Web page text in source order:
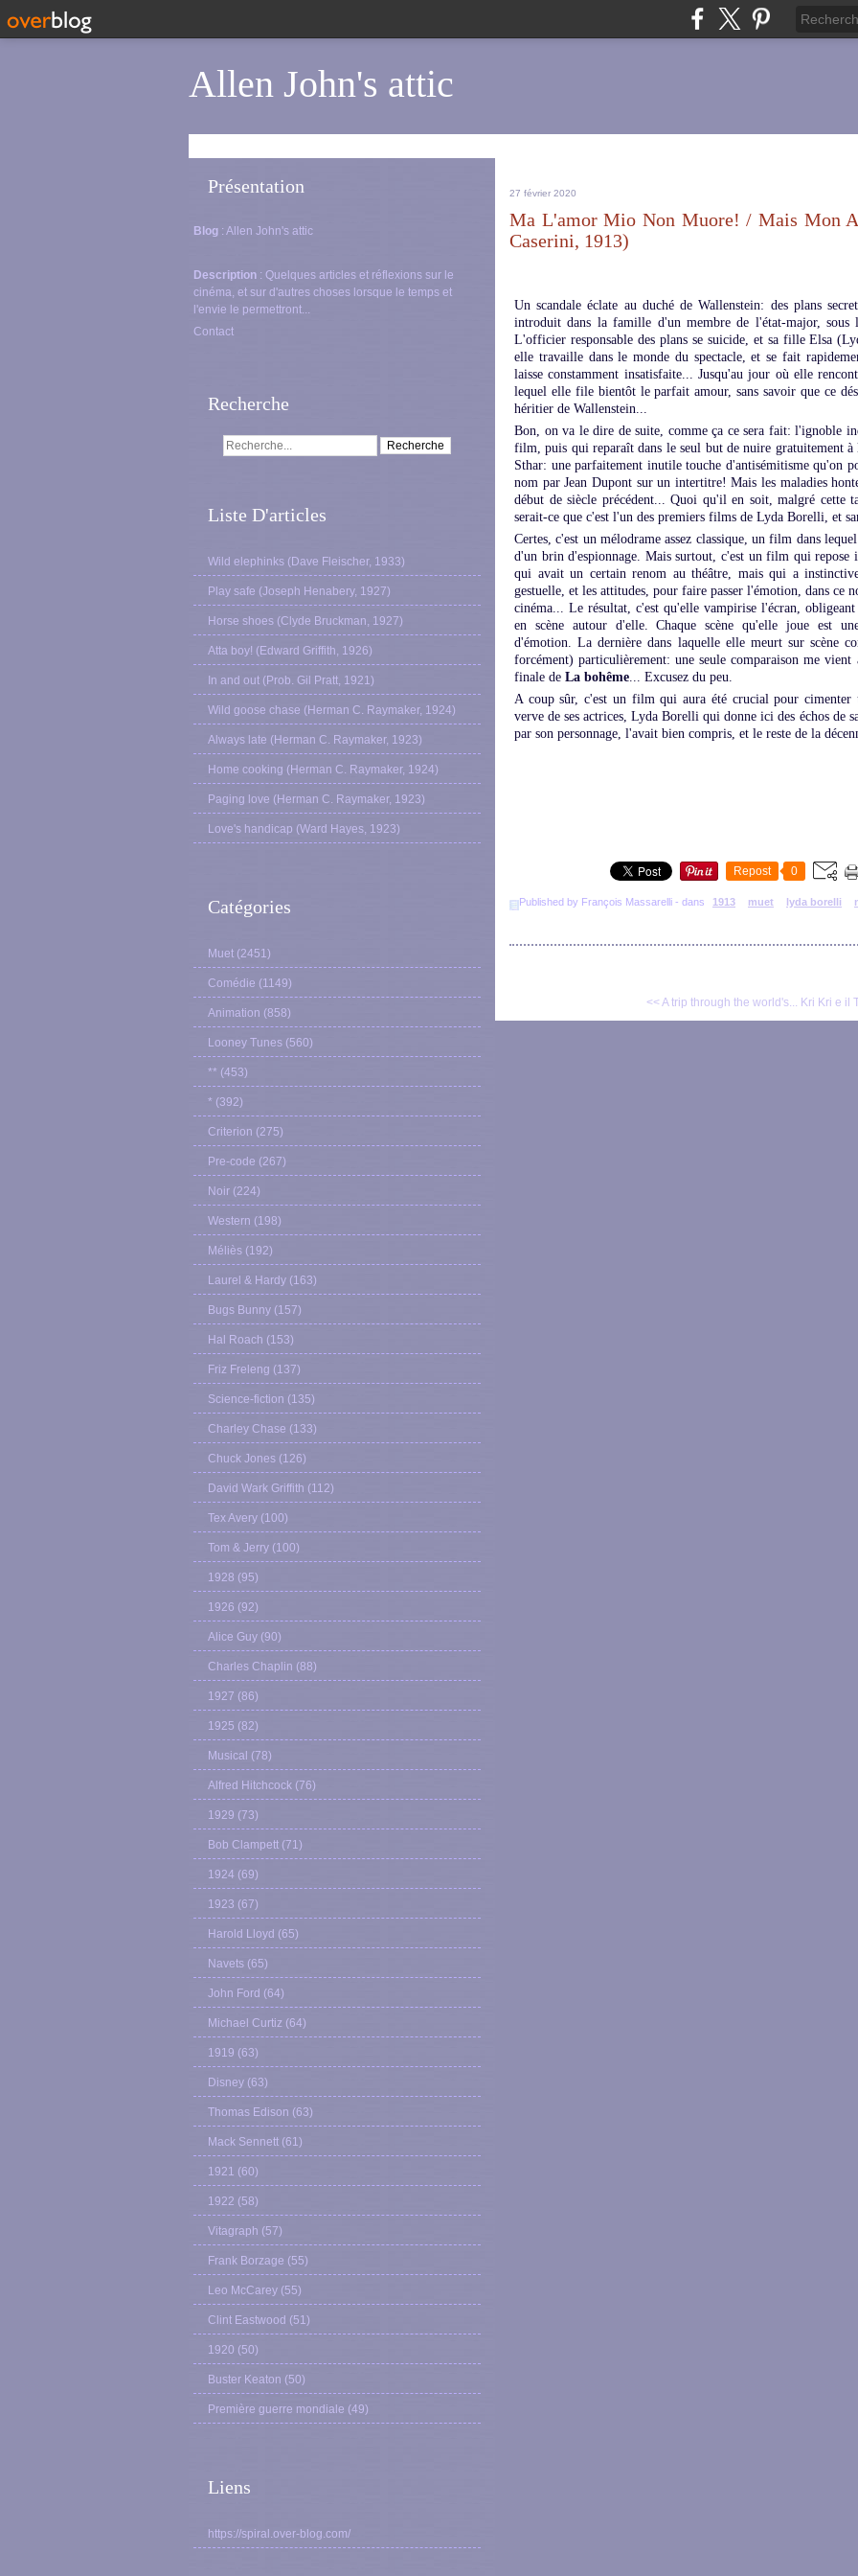
Allen John's attic
Présentation
Blog : Allen John's attic
Description : Quelques articles et réflexions sur le
cinéma, et sur d'autres choses lorsque le temps et
l'envie le permettront...
Contact
Recherche
Liste D'articles
Wild elephinks (Dave Fleischer, 1933)
Play safe (Joseph Henabery, 1927)
Horse shoes (Clyde Bruckman, 1927)
Atta boy! (Edward Griffith, 1926)
In and out (Prob. Gil Pratt, 1921)
Wild goose chase (Herman C. Raymaker, 1924)
Always late (Herman C. Raymaker, 1923)
Home cooking (Herman C. Raymaker, 1924)
Paging love (Herman C. Raymaker, 1923)
Love's handicap (Ward Hayes, 1923)
Catégories
Muet (2451)
Comédie (1149)
Animation (858)
Looney Tunes (560)
** (453)
* (392)
Criterion (275)
Pre-code (267)
Noir (224)
Western (198)
Méliès (192)
Laurel & Hardy (163)
Bugs Bunny (157)
Hal Roach (153)
Friz Freleng (137)
Science-fiction (135)
Charley Chase (133)
Chuck Jones (126)
David Wark Griffith (112)
Tex Avery (100)
Tom & Jerry (100)
1928 (95)
1926 (92)
Alice Guy (90)
Charles Chaplin (88)
1927 (86)
1925 (82)
Musical (78)
Alfred Hitchcock (76)
1929 (73)
Bob Clampett (71)
1924 (69)
1923 (67)
Harold Lloyd (65)
Navets (65)
John Ford (64)
Michael Curtiz (64)
1919 (63)
Disney (63)
Thomas Edison (63)
Mack Sennett (61)
1921 (60)
1922 (58)
Vitagraph (57)
Frank Borzage (55)
Leo McCarey (55)
Clint Eastwood (51)
1920 (50)
Buster Keaton (50)
Première guerre mondiale (49)
Liens
https://spiral.over-blog.com/
27 février 2020
Ma L'amor Mio Non Muore! / Mais Mon
Caserini, 1913)
Un scandale éclate au duché de Wallenstein: des plans
introduit dans la famille d'un membre de l'état-major,
L'officier responsable des plans se suicide, et sa fille Elsa
elle travaille dans le monde du spectacle, et se fait
laisse constamment insatisfaite... Jusqu'au jour où elle
lequel elle file bientôt le parfait amour, sans savoir que ce
héritier de Wallenstein...
Bon, on va le dire de suite, comme ça ce sera fait: l'ignoble
film, puis qui reparaît dans le seul but de nuire gratuitement
Sthar: une parfaitement inutile touche d'antisémitisme qu'on
nom par Jean Dupont sur un intertitre! Mais les maladies
début de siècle précédent... Quoi qu'il en soit, malgré cette
serait-ce que c'est l'un des premiers films de Lyda Borelli, et
Certes, c'est un mélodrame assez classique, un film dans
d'un brin d'espionnage. Mais surtout, c'est un film qui repose
qui avait un certain renom au théâtre, mais qui a
gestuelle, et les attitudes, pour faire passer l'émotion, dans ce
cinéma... Le résultat, c'est qu'elle vampirise l'écran,
en scène autour d'elle. Chaque scène qu'elle joue est
d'émotion. La dernière dans laquelle elle meurt sur scène
forcément) particulièrement: une seule comparaison me
finale de La bohême... Excusez du peu.
A coup sûr, c'est un film qui aura été crucial pour cimenter
verve de ses actrices, Lyda Borelli qui donne ici des échos de
par son personnage, l'avait bien compris, et le reste de la
Repost 0
Published by François Massarelli - dans 1913 muet lyda borelli
<< A trip through the world's... Kri Kri e il